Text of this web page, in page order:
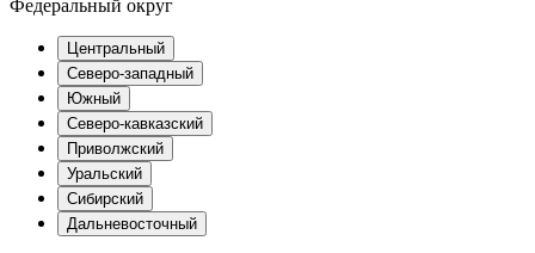
Федеральный округ
Центральный
Северо-западный
Южный
Северо-кавказский
Приволжский
Уральский
Сибирский
Дальневосточный